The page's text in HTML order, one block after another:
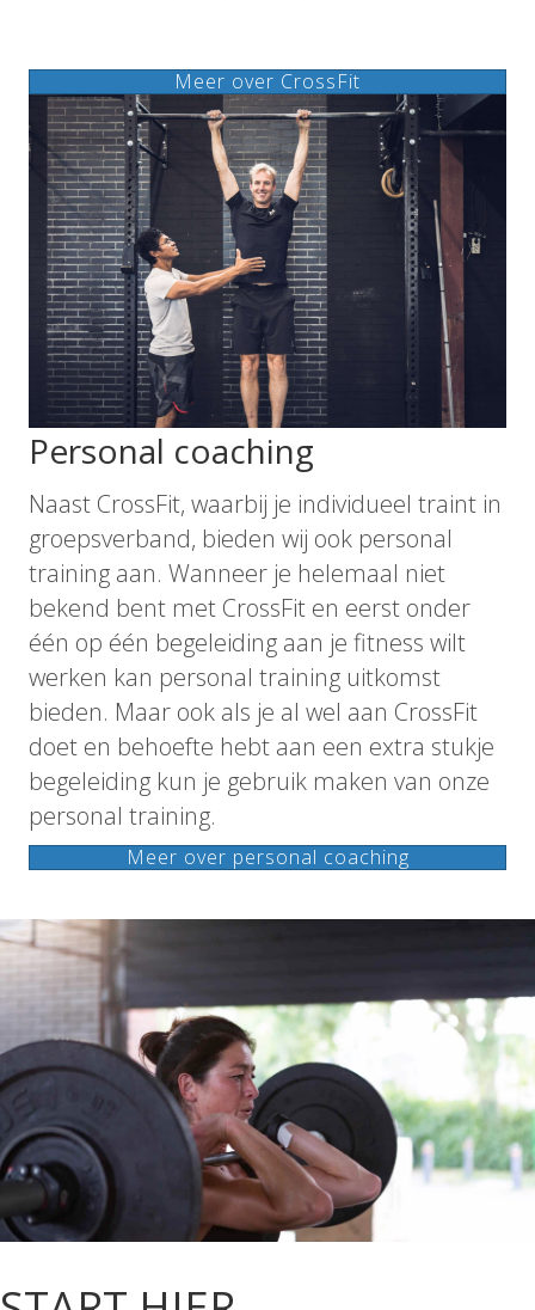
Meer over CrossFit
Personal coaching
Naast CrossFit, waarbij je individueel traint in
groepsverband, bieden wij ook personal
training aan. Wanneer je helemaal niet
bekend bent met CrossFit en eerst onder
één op één begeleiding aan je fitness wilt
werken kan personal training uitkomst
bieden. Maar ook als je al wel aan CrossFit
doet en behoefte hebt aan een extra stukje
begeleiding kun je gebruik maken van onze
personal training.
Meer over personal coaching